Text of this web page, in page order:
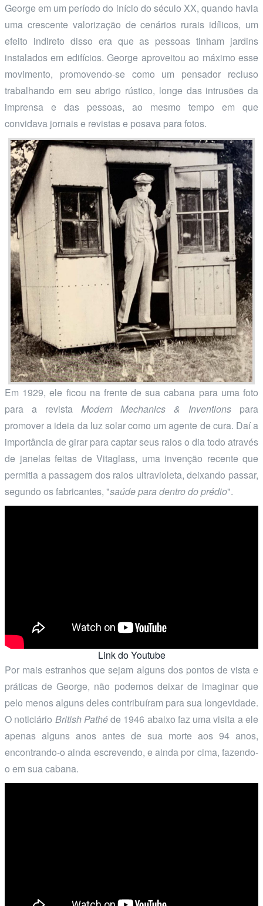
George em um período do início do século XX, quando havia
uma crescente valorização de cenários rurais idílicos, um
efeito indireto disso era que as pessoas tinham jardins
instalados em edifícios. George aproveitou ao máximo esse
movimento, promovendo-se como um pensador recluso
trabalhando em seu abrigo rústico, longe das intrusões da
imprensa e das pessoas, ao mesmo tempo em que
convidava jornais e revistas e posava para fotos.
Em 1929, ele ficou na frente de sua cabana para uma foto
para a revista Modern Mechanics & Inventions para
promover a ideia da luz solar como um agente de cura. Daí a
importância de girar para captar seus raios o dia todo através
de janelas feitas de Vitaglass, uma invenção recente que
permitia a passagem dos raios ultravioleta, deixando passar,
segundo os fabricantes, "saúde para dentro do prédio".
Link do Youtube
Por mais estranhos que sejam alguns dos pontos de vista e
práticas de George, não podemos deixar de imaginar que
pelo menos alguns deles contribuíram para sua longevidade.
O noticiário British Pathéde 1946 abaixo faz uma visita a ele
apenas alguns anos antes de sua morte aos 94 anos,
encontrando-o ainda escrevendo, e ainda por cima, fazendo-
o em sua cabana.